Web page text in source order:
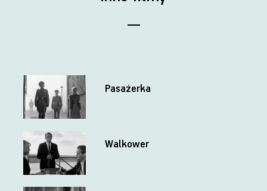
Pasażerka
Walkower